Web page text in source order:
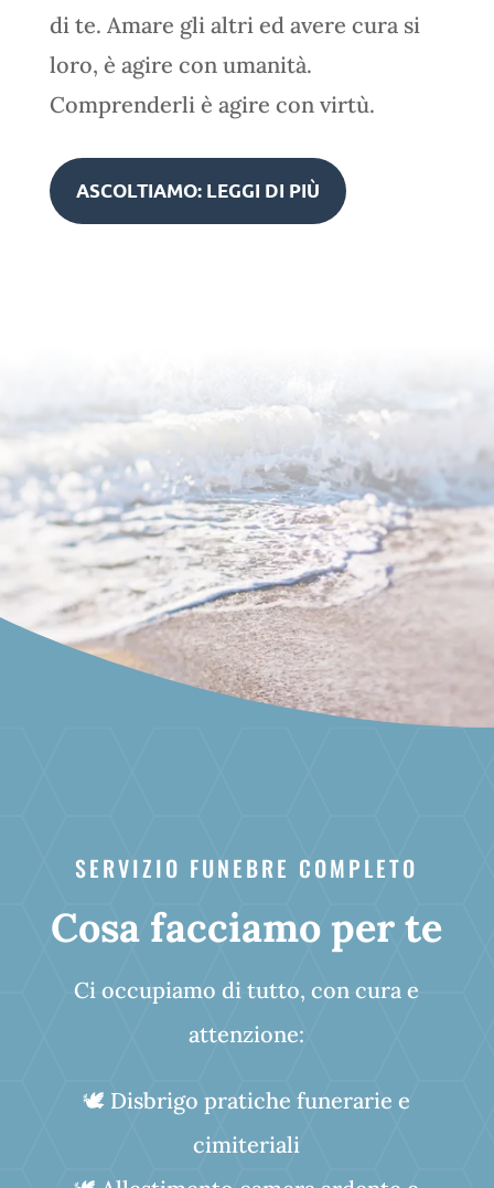
di te. Amare gli altri ed avere cura si
loro, è agire con umanità.
Comprenderli è agire con virtù.
ASCOLTIAMO: LEGGI DI PIÙ
SERVIZIO FUNEBRE COMPLETO
Cosa facciamo per te
Ci occupiamo di tutto, con cura e
attenzione:
🕊️ Disbrigo pratiche funerarie e
cimiteriali